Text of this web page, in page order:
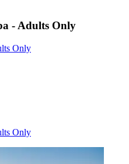
- Adults Only
Only
Only